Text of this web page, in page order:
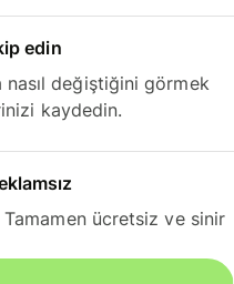
edin
değiştiğini görmek
kaydedin.
ücretsiz ve sinir